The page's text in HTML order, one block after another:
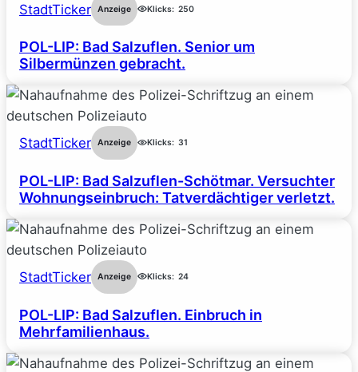
StadtTicker Anzeige Klicks: 250
POL-LIP: Bad Salzuflen. Senior um
Silbermünzen gebracht.
StadtTicker Anzeige Klicks: 31
POL-LIP: Bad Salzuflen-Schötmar. Versuchter
Wohnungseinbruch: Tatverdächtiger verletzt.
StadtTicker Anzeige Klicks: 24
POL-LIP: Bad Salzuflen. Einbruch in
Mehrfamilienhaus.